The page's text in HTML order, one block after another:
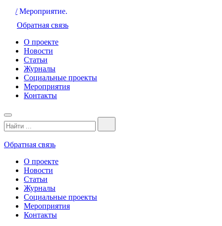
/ Мероприятие.
Обратная связь
О проекте
Новости
Статьи
Журналы
Социальные проекты
Мероприятия
Контакты
Обратная связь
О проекте
Новости
Статьи
Журналы
Социальные проекты
Мероприятия
Контакты